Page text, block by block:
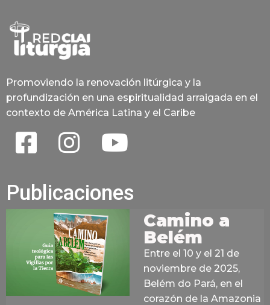
Promoviendo la renovación litúrgica y la
profundización en una espiritualidad arraigada en el
contexto de América Latina y el Caribe
Publicaciones
Camino a
Belém
Entre el 10 y el 21 de
noviembre de 2025,
Belém do Pará, en el
corazón de la Amazonia